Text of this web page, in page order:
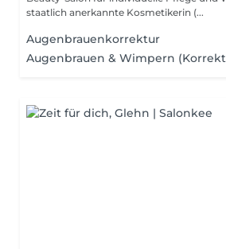
staatlich anerkannte Kosmetikerin (...
Augenbrauenkorrektur
Augenbrauen & Wimpern